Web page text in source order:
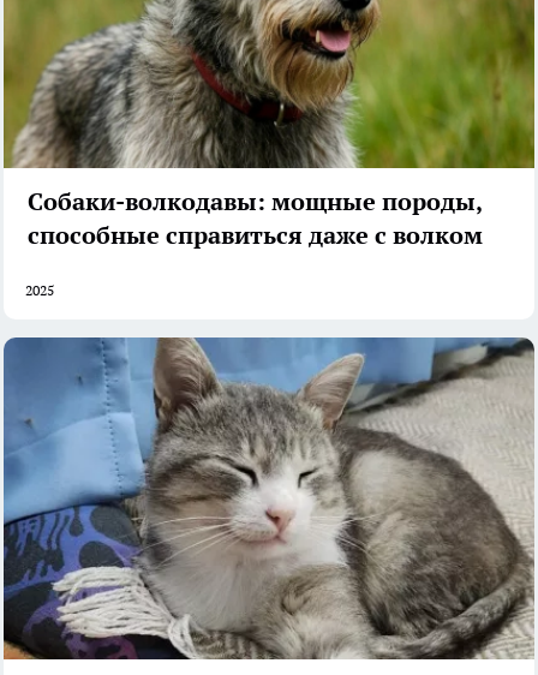
Собаки-волкодавы: мощные породы,
способные справиться даже с волком
2025